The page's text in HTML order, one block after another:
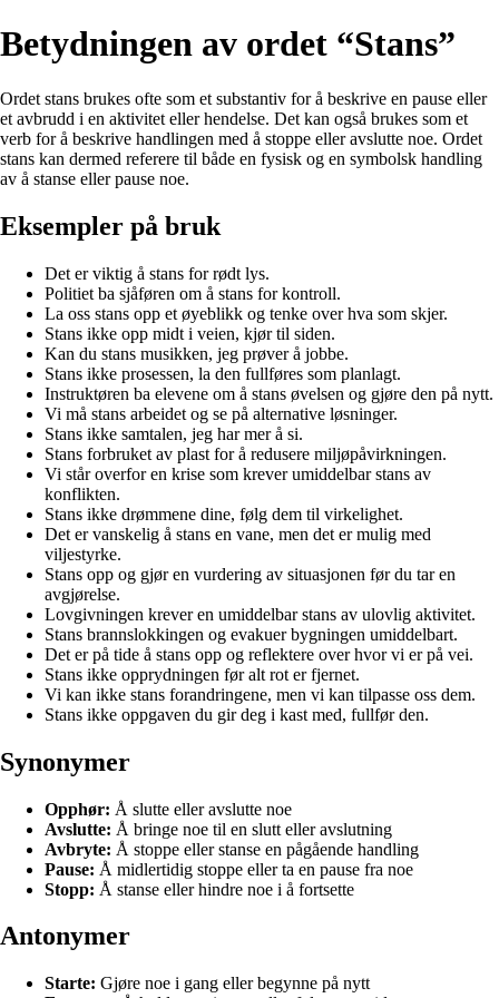
Betydningen av ordet “Stans”
Ordet stans brukes ofte som et substantiv for å beskrive en pause eller
et avbrudd i en aktivitet eller hendelse. Det kan også brukes som et
verb for å beskrive handlingen med å stoppe eller avslutte noe. Ordet
stans kan dermed referere til både en fysisk og en symbolsk handling
av å stanse eller pause noe.
Eksempler på bruk
Det er viktig å stans for rødt lys.
Politiet ba sjåføren om å stans for kontroll.
La oss stans opp et øyeblikk og tenke over hva som skjer.
Stans ikke opp midt i veien, kjør til siden.
Kan du stans musikken, jeg prøver å jobbe.
Stans ikke prosessen, la den fullføres som planlagt.
Instruktøren ba elevene om å stans øvelsen og gjøre den på nytt.
Vi må stans arbeidet og se på alternative løsninger.
Stans ikke samtalen, jeg har mer å si.
Stans forbruket av plast for å redusere miljøpåvirkningen.
Vi står overfor en krise som krever umiddelbar stans av
konflikten.
Stans ikke drømmene dine, følg dem til virkelighet.
Det er vanskelig å stans en vane, men det er mulig med
viljestyrke.
Stans opp og gjør en vurdering av situasjonen før du tar en
avgjørelse.
Lovgivningen krever en umiddelbar stans av ulovlig aktivitet.
Stans brannslokkingen og evakuer bygningen umiddelbart.
Det er på tide å stans opp og reflektere over hvor vi er på vei.
Stans ikke opprydningen før alt rot er fjernet.
Vi kan ikke stans forandringene, men vi kan tilpasse oss dem.
Stans ikke oppgaven du gir deg i kast med, fullfør den.
Synonymer
Opphør: Å slutte eller avslutte noe
Avslutte: Å bringe noe til en slutt eller avslutning
Avbryte: Å stoppe eller stanse en pågående handling
Pause: Å midlertidig stoppe eller ta en pause fra noe
Stopp: Å stanse eller hindre noe i å fortsette
Antonymer
Starte: Gjøre noe i gang eller begynne på nytt